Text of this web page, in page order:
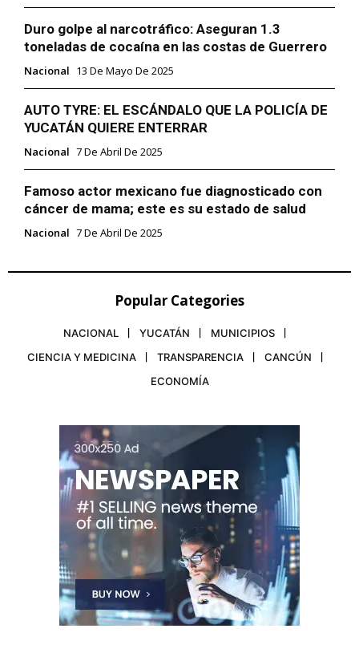
Duro golpe al narcotráfico: Aseguran 1.3
toneladas de cocaína en las costas de Guerrero
Nacional 13 De Mayo De 2025
AUTO TYRE: EL ESCÁNDALO QUE LA POLICÍA DE
YUCATÁN QUIERE ENTERRAR
Nacional 7 De Abril De 2025
Famoso actor mexicano fue diagnosticado con
cáncer de mama; este es su estado de salud
Nacional 7 De Abril De 2025
Popular Categories
NACIONAL YUCATÁN
MUNICIPIOS
CIENCIA Y MEDICINA
TRANSPARENCIA
CANCÚN
ECONOMÍA